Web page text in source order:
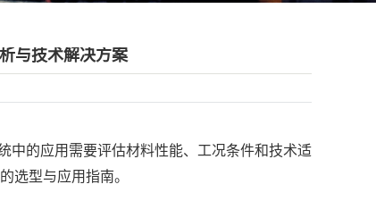
与技术解决方案
中的应用需要评估材料性能、工况条件和技术适
选型与应用指南。